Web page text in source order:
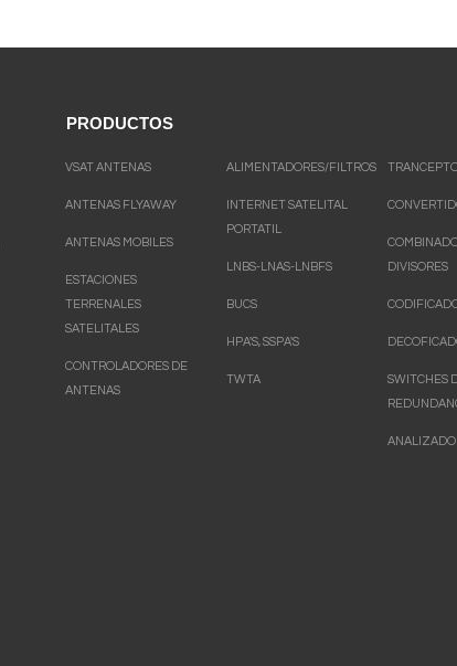
PRODUCTOS
VSAT ANTENAS
ANTENAS FLYAWAY
ANTENAS MOBILES
ESTACIONES
TERRENALES
SATELITALES
CONTROLADORES DE
ANTENAS
ALIMENTADORES/FILTROS
INTERNET SATELITAL
PORTATIL
LNBS-LNAS-LNBFS
BUCS
HPA'S, SSPA'S
TWTA
DIVISORES
SWITCHES